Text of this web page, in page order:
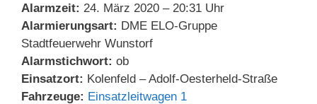
Alarmzeit: 24. März 2020 – 20:31 Uhr
Alarmierungsart: DME ELO-Gruppe
Stadtfeuerwehr Wunstorf
Alarmstichwort: ob
Einsatzort: Kolenfeld – Adolf-Oesterheld-Straße
Fahrzeuge: Einsatzleitwagen 1